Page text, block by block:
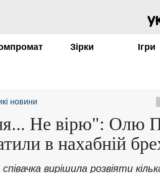
Зірки Ігри
новини
Не вірю": Олю
в нахабній
вирішила розвіяти